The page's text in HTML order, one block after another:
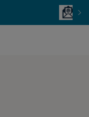
일 주문 서비스로 만나보세요